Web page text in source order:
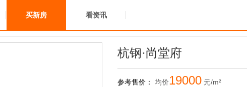
买新房 看资讯
杭钢·尚堂府
参考售价： 均价19000 元/m²